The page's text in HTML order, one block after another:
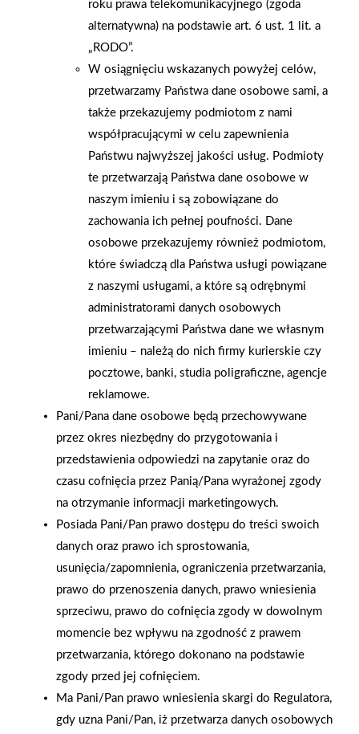
2004-12-14
Spotkanie świąteczne
składów z Małopolski
2004-12-09
Prowent - nagroda
Nadzieja Polskiego
Rynku 2005
Mikołaj z duchami na
Zamku Czocha
PSB Mrówka
roku prawa telekomunikacyjnego (zgoda
alternatywna) na podstawie art. 6 ust. 1 lit. a
„RODO”.
W osiągnięciu wskazanych powyżej celów,
przetwarzamy Państwa dane osobowe sami, a
także przekazujemy podmiotom z nami
współpracującymi w celu zapewnienia
Państwu najwyższej jakości usług. Podmioty
te przetwarzają Państwa dane osobowe w
naszym imieniu i są zobowiązane do
zachowania ich pełnej poufności. Dane
osobowe przekazujemy również podmiotom,
które świadczą dla Państwa usługi powiązane
z naszymi usługami, a które są odrębnymi
administratorami danych osobowych
przetwarzającymi Państwa dane we własnym
imieniu – należą do nich firmy kurierskie czy
pocztowe, banki, studia poligraficzne, agencje
reklamowe.
Pani/Pana dane osobowe będą przechowywane
przez okres niezbędny do przygotowania i
przedstawienia odpowiedzi na zapytanie oraz do
czasu cofnięcia przez Panią/Pana wyrażonej zgody
na otrzymanie informacji marketingowych.
Posiada Pani/Pan prawo dostępu do treści swoich
danych oraz prawo ich sprostowania,
usunięcia/zapomnienia, ograniczenia przetwarzania,
prawo do przenoszenia danych, prawo wniesienia
sprzeciwu, prawo do cofnięcia zgody w dowolnym
momencie bez wpływu na zgodność z prawem
przetwarzania, którego dokonano na podstawie
zgody przed jej cofnięciem.
Ma Pani/Pan prawo wniesienia skargi do Regulatora,
gdy uzna Pani/Pan, iż przetwarza danych osobowych